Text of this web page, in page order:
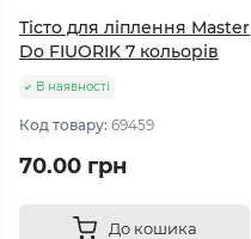
Тісто для ліплення Master
Do FIUORIK 7 кольорів
В наявності
Код товару: 69459
70.00 грн
До кошика